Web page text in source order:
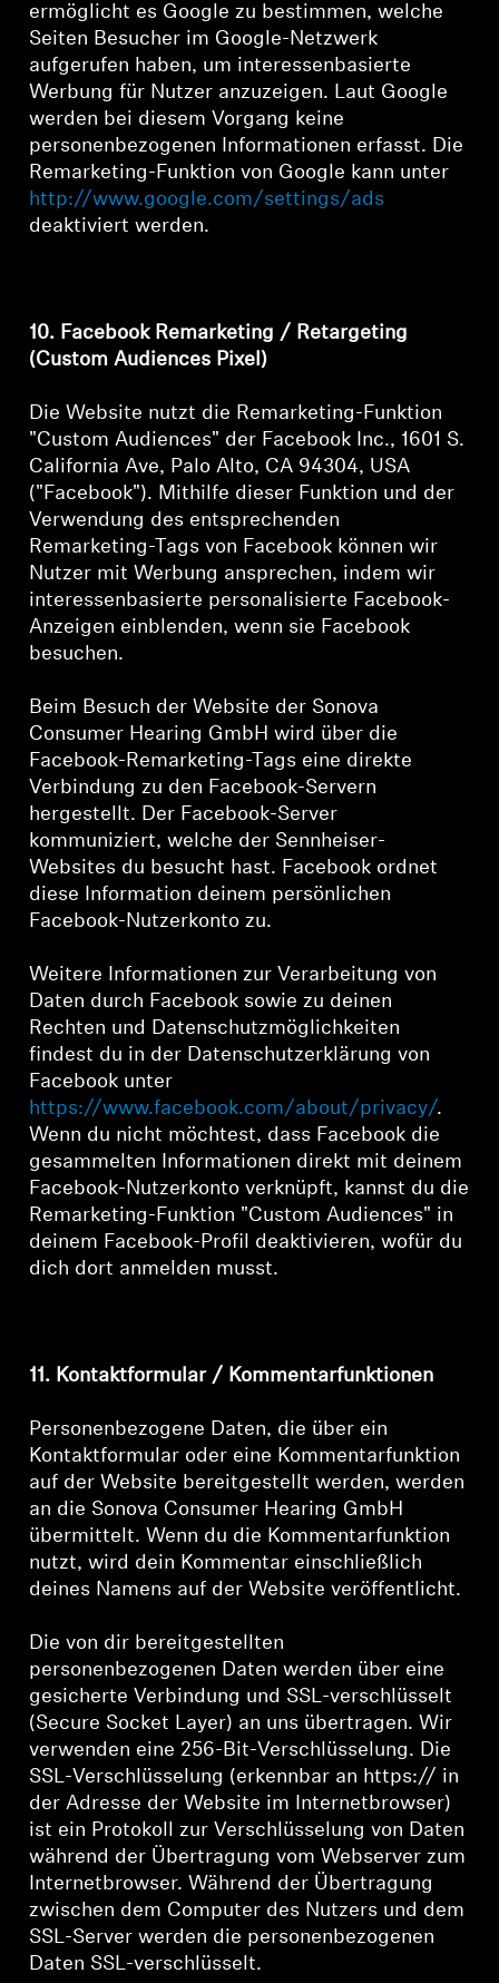
ermöglicht es Google zu bestimmen, welche
Seiten Besucher im Google-Netzwerk
aufgerufen haben, um interessenbasierte
Werbung für Nutzer anzuzeigen. Laut Google
werden bei diesem Vorgang keine
personenbezogenen Informationen erfasst. Die
Remarketing-Funktion von Google kann unter
http://www.google.com/settings/ads
deaktiviert werden.
10. Facebook Remarketing / Retargeting
(Custom Audiences Pixel)
Die Website nutzt die Remarketing-Funktion
"Custom Audiences" der Facebook Inc., 1601 S.
California Ave, Palo Alto, CA 94304, USA
("Facebook"). Mithilfe dieser Funktion und der
Verwendung des entsprechenden
Remarketing-Tags von Facebook können wir
Nutzer mit Werbung ansprechen, indem wir
interessenbasierte personalisierte Facebook-
Anzeigen einblenden, wenn sie Facebook
besuchen.
Beim Besuch der Website der Sonova
Consumer Hearing GmbH wird über die
Facebook-Remarketing-Tags eine direkte
Verbindung zu den Facebook-Servern
hergestellt. Der Facebook-Server
kommuniziert, welche der Sennheiser-
Websites du besucht hast. Facebook ordnet
diese Information deinem persönlichen
Facebook-Nutzerkonto zu.
Weitere Informationen zur Verarbeitung von
Daten durch Facebook sowie zu deinen
Rechten und Datenschutzmöglichkeiten
findest du in der Datenschutzerklärung von
Facebook unter
https://www.facebook.com/about/privacy/.
Wenn du nicht möchtest, dass Facebook die
gesammelten Informationen direkt mit deinem
Facebook-Nutzerkonto verknüpft, kannst du die
Remarketing-Funktion "Custom Audiences" in
deinem Facebook-Profil deaktivieren, wofür du
dich dort anmelden musst.
11. Kontaktformular / Kommentarfunktionen
Personenbezogene Daten, die über ein
Kontaktformular oder eine Kommentarfunktion
auf der Website bereitgestellt werden, werden
an die Sonova Consumer Hearing GmbH
übermittelt. Wenn du die Kommentarfunktion
nutzt, wird dein Kommentar einschließlich
deines Namens auf der Website veröffentlicht.
Die von dir bereitgestellten
personenbezogenen Daten werden über eine
gesicherte Verbindung und SSL-verschlüsselt
(Secure Socket Layer) an uns übertragen. Wir
verwenden eine 256-Bit-Verschlüsselung. Die
SSL-Verschlüsselung (erkennbar an https:// in
der Adresse der Website im Internetbrowser)
ist ein Protokoll zur Verschlüsselung von Daten
während der Übertragung vom Webserver zum
Internetbrowser. Während der Übertragung
zwischen dem Computer des Nutzers und dem
SSL-Server werden die personenbezogenen
Daten SSL-verschlüsselt.